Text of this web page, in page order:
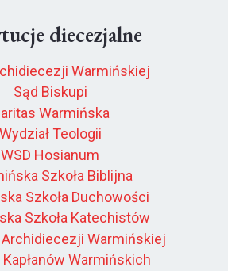
diecezjalne
Warmińskiej
Sąd Biskupi
Warmińska
Wydział Teologii
WSD Hosianum
Szkoła Biblijna
Szkoła Duchowości
Szkoła Katechistów
Warmińskiej
Warmińskich